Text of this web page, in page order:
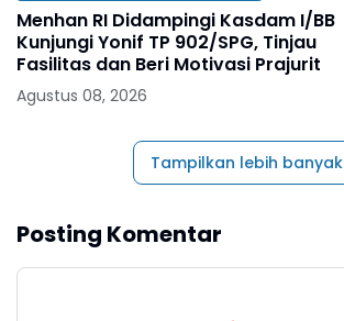
Menhan RI Didampingi Kasdam I/BB
Kunjungi Yonif TP 902/SPG, Tinjau
Fasilitas dan Beri Motivasi Prajurit
Agustus 08, 2026
Tampilkan lebih banyak
Posting Komentar